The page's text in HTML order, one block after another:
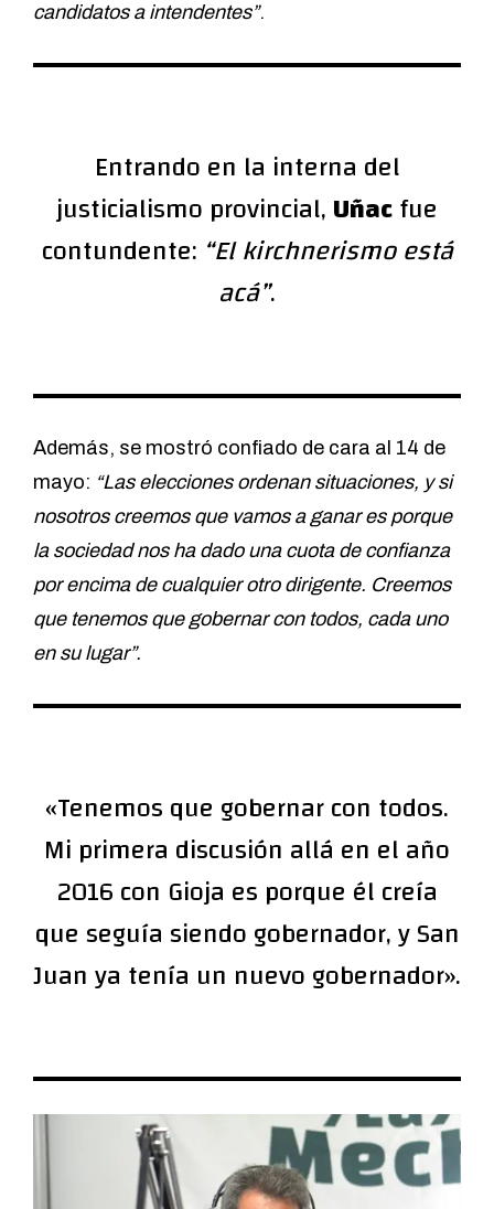
candidatos a intendentes”.
Entrando en la interna del
justicialismo provincial,Uñacfue
contundente: “El kirchnerismo está
acá”.
Además, se mostró confiado de cara al 14 de
mayo: “Las elecciones ordenan situaciones, y si
nosotros creemos que vamos a ganar es porque
la sociedad nos ha dado una cuota de confianza
por encima de cualquier otro dirigente. Creemos
que tenemos que gobernar con todos, cada uno
en su lugar”.
«Tenemos que gobernar con todos.
Mi primera discusión allá en el año
2016 con Gioja es porque él creía
que seguía siendo gobernador, y San
Juan ya tenía un nuevo gobernador».